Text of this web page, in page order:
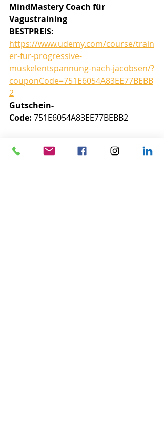
MindMastery Coach für
Vagustraining
BESTPREIS:
https://www.udemy.com/course/train
er-fur-progressive-
muskelentspannung-nach-jacobsen/?
couponCode=751E6054A83EE77BEBB
2
Gutschein-
Code: 751E6054A83EE77BEBB2
& Selbstführung